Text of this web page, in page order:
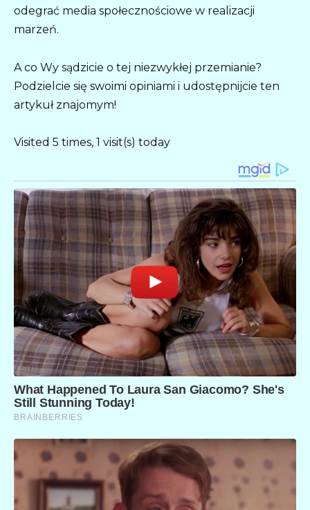
odegrać media społecznościowe w realizacji
marzeń.
A co Wy sądzicie o tej niezwykłej przemianie?
Podzielcie się swoimi opiniami i udostępnijcie ten
artykuł znajomym!
Visited 5 times, 1 visit(s) today